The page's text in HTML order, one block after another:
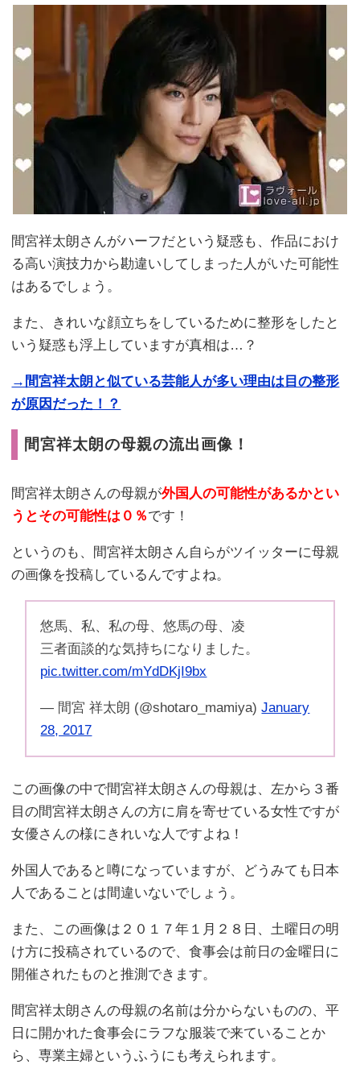
間宮祥太朗さんがハーフだという疑惑も、作品におけ
る高い演技力から勘違いしてしまった人がいた可能性
はあるでしょう。
また、きれいな顔立ちをしているために整形をしたと
いう疑惑も浮上していますが真相は…？
→間宮祥太朗と似ている芸能人が多い理由は目の整形
が原因だった！？
間宮祥太朗の母親の流出画像！
間宮祥太朗さんの母親が外国人の可能性があるかとい
うとその可能性は０％です！
というのも、間宮祥太朗さん自らがツイッターに母親
の画像を投稿しているんですよね。
悠馬、私、私の母、悠馬の母、凌
三者面談的な気持ちになりました。
pic.twitter.com/mYdDKjI9bx
— 間宮 祥太朗 (@shotaro_mamiya)January
28, 2017
この画像の中で間宮祥太朗さんの母親は、左から３番
目の間宮祥太朗さんの方に肩を寄せている女性ですが
女優さんの様にきれいな人ですよね！
外国人であると噂になっていますが、どうみても日本
人であることは間違いないでしょう。
また、この画像は２０１７年１月２８日、土曜日の明
け方に投稿されているので、食事会は前日の金曜日に
開催されたものと推測できます。
間宮祥太朗さんの母親の名前は分からないものの、平
日に開かれた食事会にラフな服装で来ていることか
ら、専業主婦というふうにも考えられます。